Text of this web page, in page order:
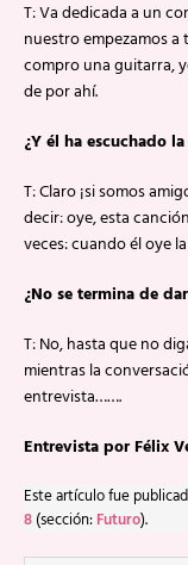
T: Va dedicada a un
nuestro empezamos
compro una guitarra,
de por ahí.
¿Y él ha escuchado
T: Claro ¡si somos
decir: oye, esta
veces: cuando él oye
¿No se termina de
T: No, hasta que no
mientras la
entrevista…….
Entrevista por Félix
Este artículo fue
8 (sección: Futuro).